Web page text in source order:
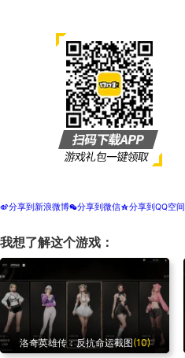
t分享到新浪微博w分享到微信z分享到QQ空间
我想了解这个游戏：
洛奇英雄传：反抗命运截图(10)